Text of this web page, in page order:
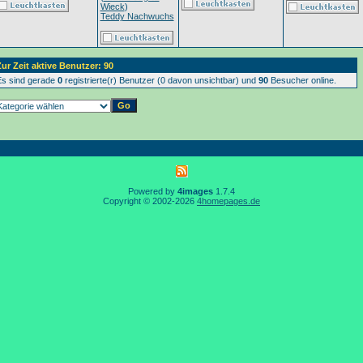
Wieck)
Teddy Nachwuchs
Zeit aktive Benutzer: 90
sind gerade 0registrierte(r) Benutzer (0 davon unsichtbar) und 90Besucher online.
Powered by 4images 1.7.4
Copyright © 2002-2026 4homepages.de